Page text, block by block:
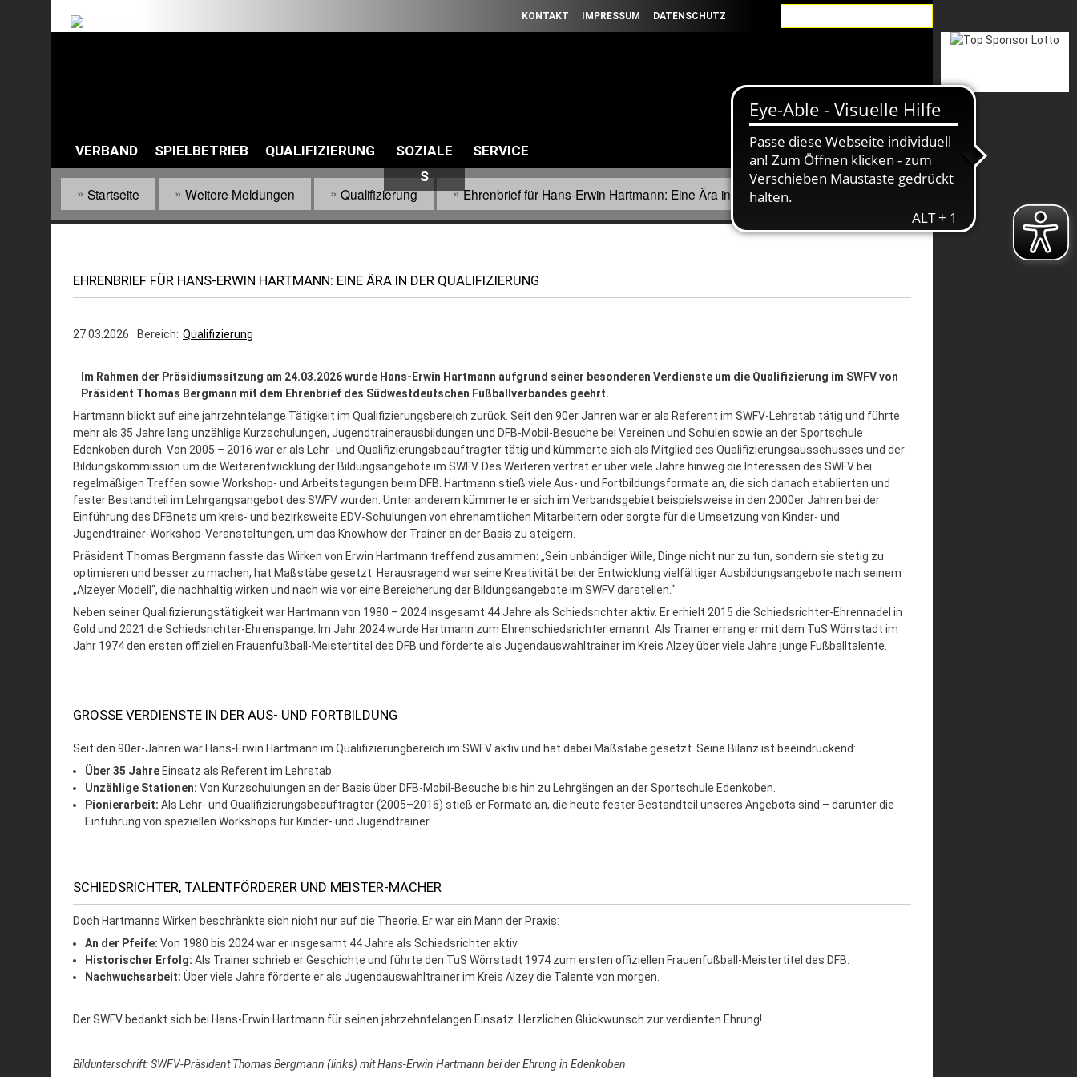
Direkt
VERBAND SPIELBETRIEB QUALIFIZIERUNG
SOZIALE
S
SERVICE
Default
Links
KONTAKT IMPRESSUM DATENSCHUTZ
Pfadnavigation
Startseite Weitere Meldungen Qualifizierung Ehrenbrief für Hans-Erwin Hartmann: Eine Ära in der Qualifizierung
EHRENBRIEF FÜR HANS-ERWIN HARTMANN: EINE ÄRA IN DER QUALIFIZIERUNG
27.03.2026 Bereich Qualifizierung
Im Rahmen der Präsidiumssitzung am 24.03.2026 wurde Hans-Erwin Hartmann aufgrund seiner besonderen Verdienste um die Qualifizierung im SWFV von
Präsident Thomas Bergmann mit dem Ehrenbrief des Südwestdeutschen Fußballverbandes geehrt.
Hartmann blickt auf eine jahrzehntelange Tätigkeit im Qualifizierungsbereich zurück. Seit den 90er Jahren war er als Referent im SWFV-Lehrstab tätig und führte
mehr als 35 Jahre lang unzählige Kurzschulungen, Jugendtrainerausbildungen und DFB-Mobil-Besuche bei Vereinen und Schulen sowie an der Sportschule
Edenkoben durch. Von 2005 – 2016 war er als Lehr- und Qualifizierungsbeauftragter tätig und kümmerte sich als Mitglied des Qualifizierungsausschusses und der
Bildungskommission um die Weiterentwicklung der Bildungsangebote im SWFV. Des Weiteren vertrat er über viele Jahre hinweg die Interessen des SWFV bei
regelmäßigen Treffen sowie Workshop- und Arbeitstagungen beim DFB. Hartmann stieß viele Aus- und Fortbildungsformate an, die sich danach etablierten und
fester Bestandteil im Lehrgangsangebot des SWFV wurden. Unter anderem kümmerte er sich im Verbandsgebiet beispielsweise in den 2000er Jahren bei der
Einführung des DFBnets um kreis- und bezirksweite EDV-Schulungen von ehrenamtlichen Mitarbeitern oder sorgte für die Umsetzung von Kinder- und
Jugendtrainer-Workshop-Veranstaltungen, um das Knowhow der Trainer an der Basis zu steigern.
Präsident Thomas Bergmann fasste das Wirken von Erwin Hartmann treffend zusammen: „Sein unbändiger Wille, Dinge nicht nur zu tun, sondern sie stetig zu
optimieren und besser zu machen, hat Maßstäbe gesetzt. Herausragend war seine Kreativität bei der Entwicklung vielfältiger Ausbildungsangebote nach seinem
„Alzeyer Modell“, die nachhaltig wirken und nach wie vor eine Bereicherung der Bildungsangebote im SWFV darstellen.“
Neben seiner Qualifizierungstätigkeit war Hartmann von 1980 – 2024 insgesamt 44 Jahre als Schiedsrichter aktiv. Er erhielt 2015 die Schiedsrichter-Ehrennadel in
Gold und 2021 die Schiedsrichter-Ehrenspange. Im Jahr 2024 wurde Hartmann zum Ehrenschiedsrichter ernannt. Als Trainer errang er mit dem TuS Wörrstadt im
Jahr 1974 den ersten offiziellen Frauenfußball-Meistertitel des DFB und förderte als Jugendauswahltrainer im Kreis Alzey über viele Jahre junge Fußballtalente.
GROSSE VERDIENSTE IN DER AUS- UND FORTBILDUNG
Seit den 90er-Jahren war Hans-Erwin Hartmann im Qualifizierungbereich im SWFV aktiv und hat dabei Maßstäbe gesetzt. Seine Bilanz ist beeindruckend:
Über 35 Jahre Einsatz als Referent im Lehrstab.
Unzählige Stationen: Von Kurzschulungen an der Basis über DFB-Mobil-Besuche bis hin zu Lehrgängen an der Sportschule Edenkoben.
Pionierarbeit: Als Lehr- und Qualifizierungsbeauftragter (2005–2016) stieß er Formate an, die heute fester Bestandteil unseres Angebots sind – darunter die
Einführung von speziellen Workshops für Kinder- und Jugendtrainer.
SCHIEDSRICHTER, TALENTFÖRDERER UND MEISTER-MACHER
Doch Hartmanns Wirken beschränkte sich nicht nur auf die Theorie. Er war ein Mann der Praxis:
An der Pfeife: Von 1980 bis 2024 war er insgesamt 44 Jahre als Schiedsrichter aktiv.
Historischer Erfolg: Als Trainer schrieb er Geschichte und führte den TuS Wörrstadt 1974 zum ersten offiziellen Frauenfußball-Meistertitel des DFB.
Nachwuchsarbeit: Über viele Jahre förderte er als Jugendauswahltrainer im Kreis Alzey die Talente von morgen.
Der SWFV bedankt sich bei Hans-Erwin Hartmann für seinen jahrzehntelangen Einsatz. Herzlichen Glückwunsch zur verdienten Ehrung!
Bildunterschrift: SWFV-Präsident Thomas Bergmann (links) mit Hans-Erwin Hartmann bei der Ehrung in Edenkoben